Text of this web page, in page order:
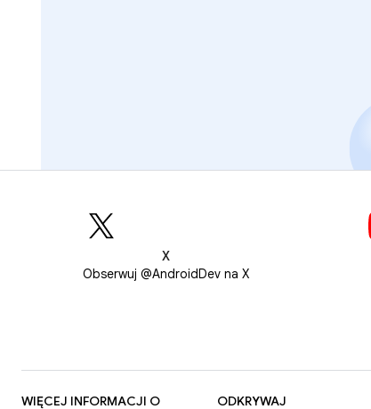
X
Obserwuj @AndroidDev na X
WIĘCEJ INFORMACJI O
ODKRYWAJ